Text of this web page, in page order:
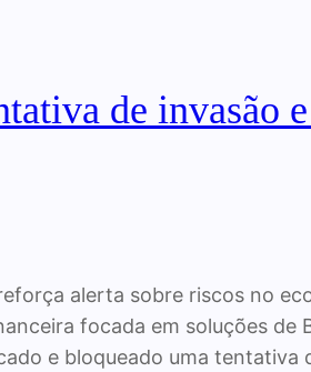
de invasão
alerta sobre riscos no
focada em soluções de
e bloqueado uma tentativa